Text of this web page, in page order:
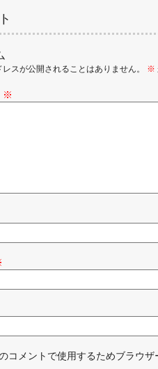
レスが公開されることはありません。 ※
※
コメントで使用するためブラウ